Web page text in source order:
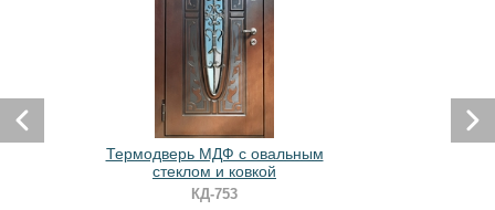
Термодверь МДФ с овальным
стеклом и ковкой
КД-753